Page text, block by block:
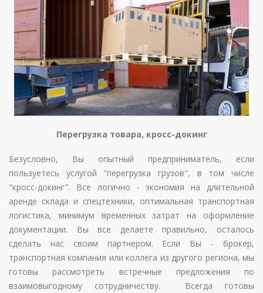
Перегрузка товара, кросс-докинг
Безусловно, Вы опытный предприниматель, если
пользуетесь услугой "перегрузка грузов", в том числе
"кросс-докинг". Все логично - экономия на длительной
аренде склада и спецтехники, оптимальная транспортная
логистика, минимум временных затрат на оформление
документации. Вы все делаете правильно, осталось
сделать нас своим партнером. Если Вы - брокер,
транспортная компания или коллега из другого региона, мы
готовы рассмотреть встречные предложения по
взаимовыгодному сотрудничеству. Всегда готовы